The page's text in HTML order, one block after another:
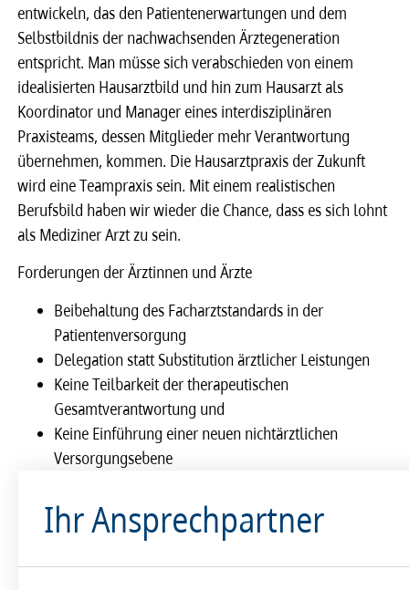
entwickeln, das den Patientenerwartungen und dem
Selbstbildnis der nachwachsenden Ärztegeneration
entspricht. Man müsse sich verabschieden von einem
idealisierten Hausarztbild und hin zum Hausarzt als
Koordinator und Manager eines interdisziplinären
Praxisteams, dessen Mitglieder mehr Verantwortung
übernehmen, kommen. Die Hausarztpraxis der Zukunft
wird eine Teampraxis sein. Mit einem realistischen
Berufsbild haben wir wieder die Chance, dass es sich lohnt
als Mediziner Arzt zu sein.
Forderungen der Ärztinnen und Ärzte
Beibehaltung des Facharztstandards in der
Patientenversorgung
Delegation statt Substitution ärztlicher Leistungen
Keine Teilbarkeit der therapeutischen
Gesamtverantwortung und
Keine Einführung einer neuen nichtärztlichen
Versorgungsebene
Ihr Ansprechpartner